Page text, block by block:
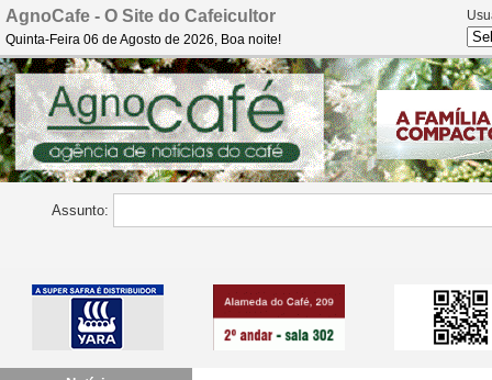
AgnoCafe - O Site do Cafeicultor
Quinta-Feira 06 de Agosto de 2026, Boa noite!
Assunto: